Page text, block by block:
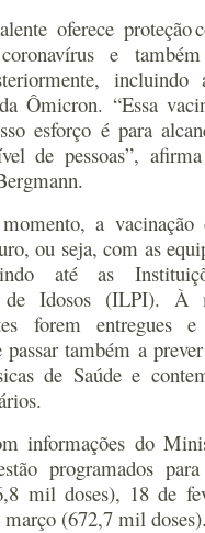
oferece proteção
e
incluindo
Ômicron. “Essa
esforço é para
de pessoas”,
a vacinação
ou seja, com as
até as
de Idosos (ILPI). À
forem entregues
passar também a
de Saúde e
informações do
programados
mil doses), 18 de
março (672,7 mil doses).